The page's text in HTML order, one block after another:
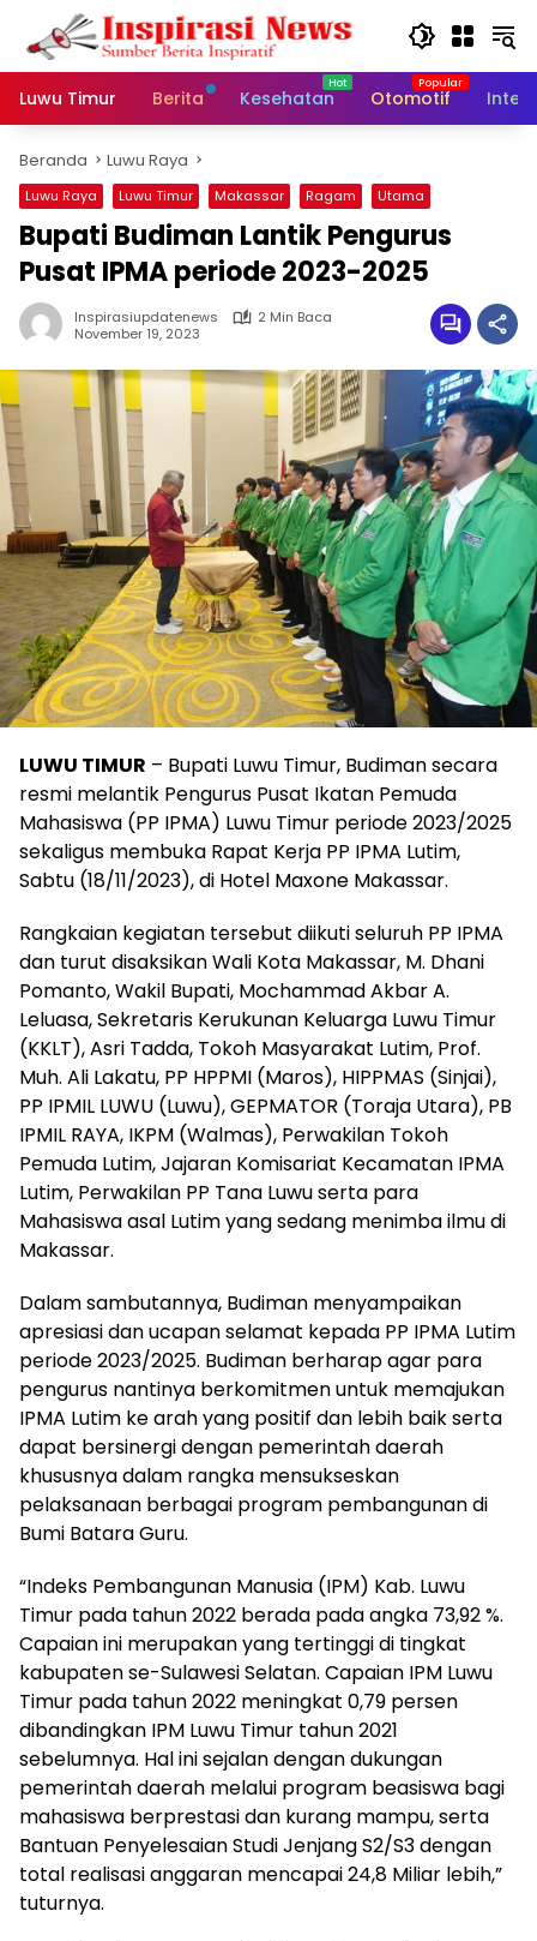
Langsung
konten
Luwu Timur
Berita Kesehatan Otomotif
Beranda Luwu Raya
Luwu Raya Luwu Timur Makassar Ragam Utama
Bupati Budiman Lantik Pengurus
Pusat IPMA periode 2023-2025
Inspirasiupdatenews
2 Min Baca
November 19, 2023
LUWU TIMUR – Bupati Luwu Timur, Budiman secara
resmi melantik Pengurus Pusat Ikatan Pemuda
Mahasiswa (PP IPMA) Luwu Timur periode 2023/2025
sekaligus membuka Rapat Kerja PP IPMA Lutim,
Sabtu (18/11/2023), di Hotel Maxone Makassar.
Rangkaian kegiatan tersebut diikuti seluruh PP IPMA
dan turut disaksikan Wali Kota Makassar, M. Dhani
Pomanto, Wakil Bupati, Mochammad Akbar A.
Leluasa, Sekretaris Kerukunan Keluarga Luwu Timur
(KKLT), Asri Tadda, Tokoh Masyarakat Lutim, Prof.
Muh. Ali Lakatu, PP HPPMI (Maros), HIPPMAS (Sinjai),
PP IPMIL LUWU (Luwu), GEPMATOR (Toraja Utara), PB
IPMIL RAYA, IKPM (Walmas), Perwakilan Tokoh
Pemuda Lutim, Jajaran Komisariat Kecamatan IPMA
Lutim, Perwakilan PP Tana Luwu serta para
Mahasiswa asal Lutim yang sedang menimba ilmu di
Makassar.
Dalam sambutannya, Budiman menyampaikan
apresiasi dan ucapan selamat kepada PP IPMA Lutim
periode 2023/2025. Budiman berharap agar para
pengurus nantinya berkomitmen untuk memajukan
IPMA Lutim ke arah yang positif dan lebih baik serta
dapat bersinergi dengan pemerintah daerah
khususnya dalam rangka mensukseskan
pelaksanaan berbagai program pembangunan di
Bumi Batara Guru.
“Indeks Pembangunan Manusia (IPM) Kab. Luwu
Timur pada tahun 2022 berada pada angka 73,92 %.
Capaian ini merupakan yang tertinggi di tingkat
kabupaten se-Sulawesi Selatan. Capaian IPM Luwu
Timur pada tahun 2022 meningkat 0,79 persen
dibandingkan IPM Luwu Timur tahun 2021
sebelumnya. Hal ini sejalan dengan dukungan
pemerintah daerah melalui program beasiswa bagi
mahasiswa berprestasi dan kurang mampu, serta
Bantuan Penyelesaian Studi Jenjang S2/S3 dengan
total realisasi anggaran mencapai 24,8 Miliar lebih,”
tuturnya.